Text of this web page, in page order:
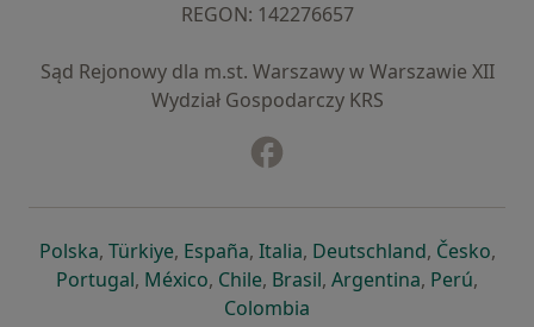
REGON: ⁠142276657
Sąd Rejonowy dla m.st. Warszawy w Warszawie XII
Wydział Gospodarczy KRS
Polskaotwiera się w nowej karcie
, Türkiyeotwiera się w nowej karcie
, Españaotwiera się w nowej karcie
, Italiaotwiera się w nowej
, Deutschlandotwiera się
, Česko,
Portugalotwiera się w nowej karcie
, Méxicootwiera się w nowej karcie
, Chileotwiera się w nowej karcie
, Brasilotwiera się w nowej
, Argentinaotwiera się
, Perú,
Colombia